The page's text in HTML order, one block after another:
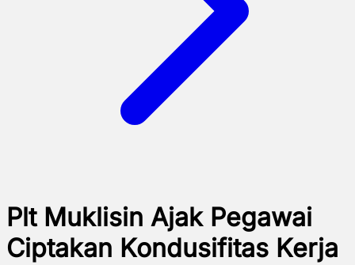
Plt Muklisin Ajak Pegawai
Ciptakan Kondusifitas Kerja